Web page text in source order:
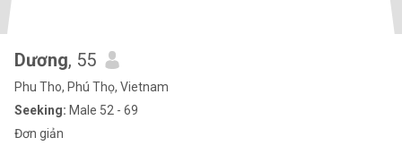
Dương, 55
Phu Tho, Phú Thọ, Vietnam
Seeking: Male 52 - 69
Đơn giản